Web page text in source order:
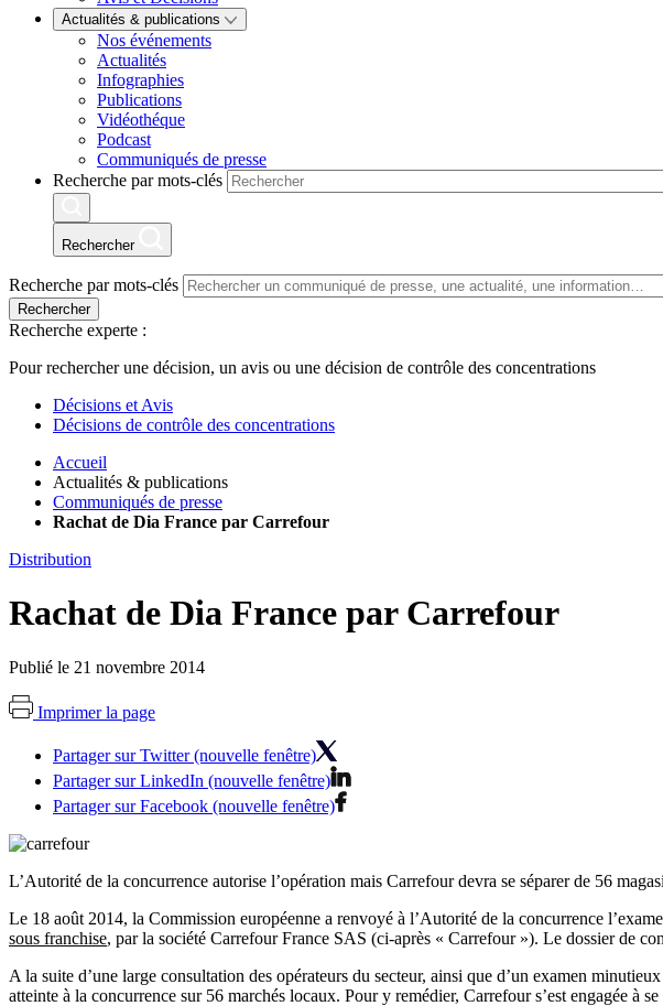
Actualités & publications
Nos événements
Actualités
Infographies
Publications
Vidéothéque
Podcast
Communiqués de presse
Recherche par mots-clés
Rechercher
Recherche par mots-clés
Rechercher
Recherche experte :
Pour rechercher une décision, un avis ou une décision de contrôle des concentrations
Décisions et Avis
Décisions de contrôle des concentrations
Accueil
Actualités & publications
Communiqués de presse
Rachat de Dia France par Carrefour
Distribution
Rachat de Dia France par Carrefour
Publié le 21 novembre 2014
Imprimer la page
Partager sur Twitter (nouvelle fenêtre)
Partager sur LinkedIn (nouvelle fenêtre)
Partager sur Facebook (nouvelle fenêtre)
L’Autorité de la concurrence autorise l’opération mais Carrefour devra se séparer de 56
Le 18 août 2014, la Commission européenne a renvoyé à l’Autorité de la concurrence
sous franchise, par la société Carrefour France SAS (ci-après « Carrefour »). Le dossier de
A la suite d’une large consultation des opérateurs du secteur, ainsi que d’un examen
atteinte à la concurrence sur 56 marchés locaux. Pour y remédier, Carrefour s’est engagée à